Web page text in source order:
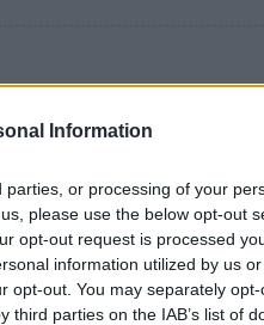
Information
or processing of your
please use the below opt-out
opt-out request is processed
information utilized by us
opt-out. You may separately
parties on the IAB’s list of
ζητά η Εισαγγελέας
του Ελληνοαμερικανού
Βλαχιώτη Λακωνίας. Η
φάκελο στην Ασφάλεια
πλέον το ενδεχόμενο